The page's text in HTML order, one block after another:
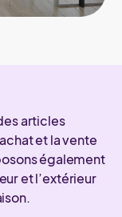
articles
et la vente
également
et l’extérieur